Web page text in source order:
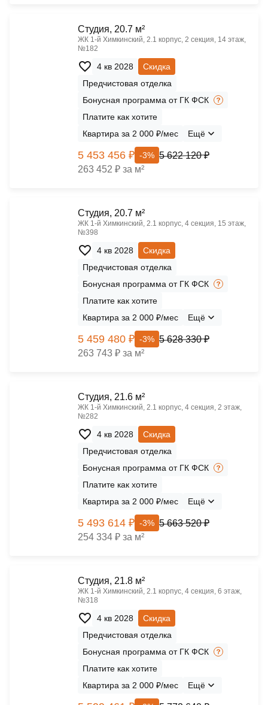
Cтудия, 20.7 м²
ЖК 1‑й Химкинский, 2.1 корпус, 2 секция, 14 этаж,
№182
4 кв 2028
Скидка
Предчистовая отделка
Бонусная программа от ГК ФСК
Платите как хотите
Квартира за 2 000 ₽/мес
Ещё
5 453 456 ₽ -3% 5 622 120 ₽
263 452 ₽ за м²
Cтудия, 20.7 м²
ЖК 1‑й Химкинский, 2.1 корпус, 4 секция, 15 этаж,
№398
4 кв 2028
Скидка
Предчистовая отделка
Бонусная программа от ГК ФСК
Платите как хотите
Квартира за 2 000 ₽/мес
Ещё
5 459 480 ₽ -3% 5 628 330 ₽
263 743 ₽ за м²
Cтудия, 21.6 м²
ЖК 1‑й Химкинский, 2.1 корпус, 4 секция, 2 этаж,
№282
4 кв 2028
Скидка
Предчистовая отделка
Бонусная программа от ГК ФСК
Платите как хотите
Квартира за 2 000 ₽/мес
Ещё
5 493 614 ₽ -3% 5 663 520 ₽
254 334 ₽ за м²
Cтудия, 21.8 м²
ЖК 1‑й Химкинский, 2.1 корпус, 4 секция, 6 этаж,
№318
4 кв 2028
Скидка
Предчистовая отделка
Бонусная программа от ГК ФСК
Платите как хотите
Квартира за 2 000 ₽/мес
Ещё